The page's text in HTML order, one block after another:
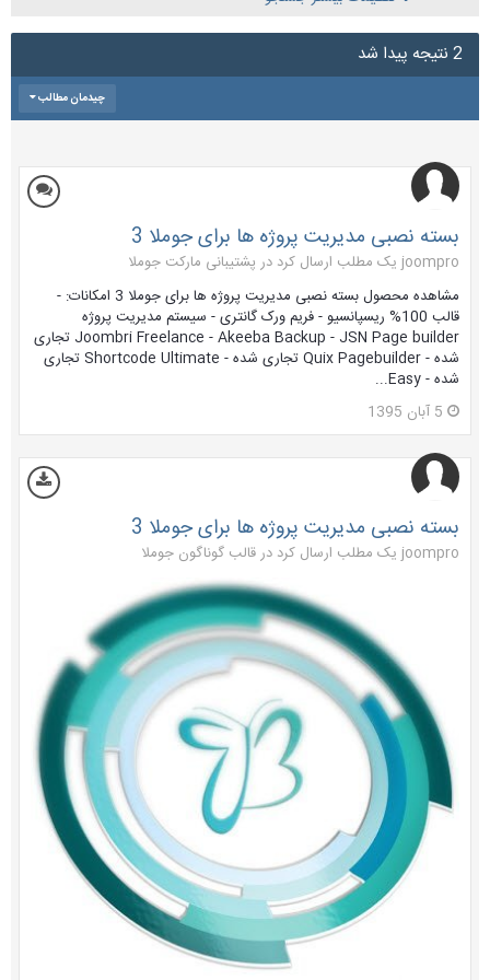
2 نتیجه پیدا شد
چیدمان مطالب
بسته نصبی مدیریت پروژه ها برای جوملا 3
joompro یک مطلب ارسال کرد در
پشتیبانی مارکت جوملا
مشاهده محصول بسته نصبی مدیریت پروژه ها برای جوملا 3 امکانات: -
قالب 100% ریسپانسیو - فریم ورک گانتری - سیستم مدیریت پروژه
Joombri Freelance - Akeeba Backup - JSN Page builder تجاری
شده - Quix Pagebuilder تجاری شده - Shortcode Ultimate تجاری
شده - Easy...
5 آبان 1395
بسته نصبی مدیریت پروژه ها برای جوملا 3
joompro یک مطلب ارسال کرد در قالب گوناگون جوملا